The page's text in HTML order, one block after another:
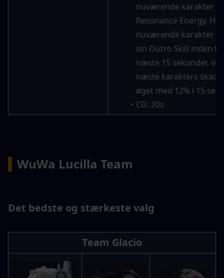
nuværende karakter
Resonance Energy.
nuværende karakter
sin Outro Skill inden
næste 15 sekunder, vil
næste karakters skade
øget med 12% i 15
CD: 20s
WuWa Lucilla Team
Det bedste og stærkeste valg
Team Glacio